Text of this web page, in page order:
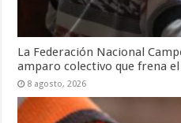
La Federación Nacional
amparo colectivo que frena
8 agosto, 2026